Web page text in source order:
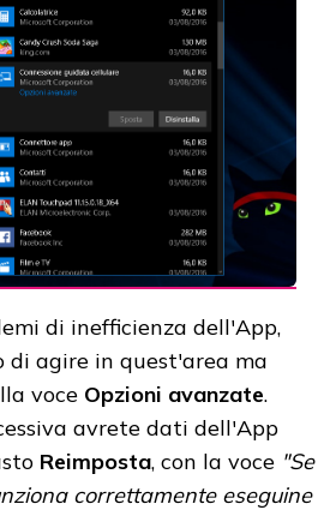
di inefficienza dell'App,
di agire in quest'area ma
voce Opzioni avanzate.
avrete dati dell'App
Reimposta, con la voce "Se
correttamente eseguine